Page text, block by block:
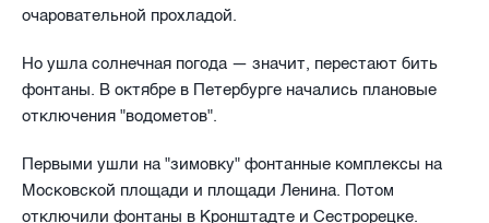
очаровательной прохладой.
Но ушла солнечная погода — значит, перестают бить
фонтаны. В октябре в Петербурге начались плановые
отключения "водометов".
Первыми ушли на "зимовку" фонтанные комплексы на
Московской площади и площади Ленина. Потом
отключили фонтаны в Кронштадте и Сестрорецке.